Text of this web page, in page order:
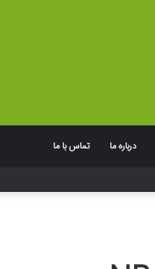
درباره ما تماس با ما